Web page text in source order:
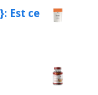
Est ce